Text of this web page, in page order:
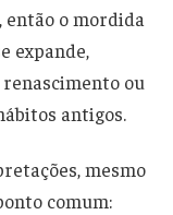
então o mordida
expande,
ou
antigos.
mesmo
comum: